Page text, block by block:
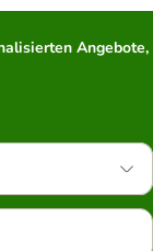
Angebote,